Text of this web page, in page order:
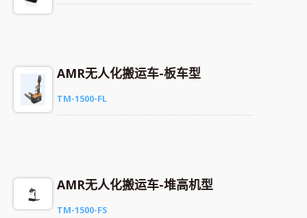
AMR无人化搬运车-板车型
TM-1500-FL
AMR无人化搬运车-堆高机型
TM-1500-FS